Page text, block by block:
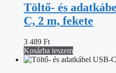
Töltő- és
C, 2 m, fekete
3 489 Ft
Kosárba teszem